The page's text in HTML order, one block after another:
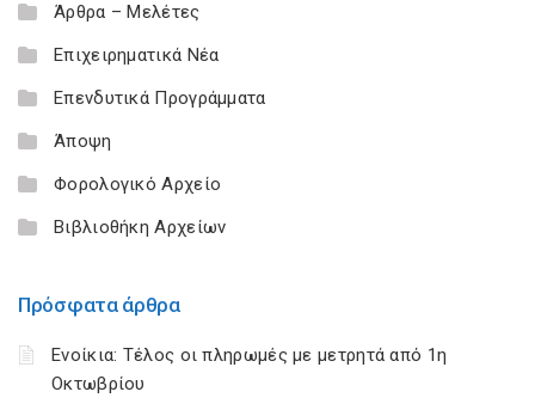
Άρθρα – Μελέτες
Επιχειρηματικά Νέα
Επενδυτικά Προγράμματα
Άποψη
Φορολογικό Αρχείο
Βιβλιοθήκη Αρχείων
Πρόσφατα άρθρα
Ενοίκια: Τέλος οι πληρωμές με μετρητά από 1η
Οκτωβρίου